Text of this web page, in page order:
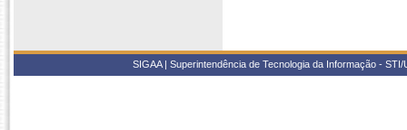
SIGAA | Superintendência de Tecnologia da Informação -